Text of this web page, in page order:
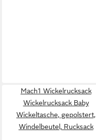
Mach1 Wickelrucksack
Wickelrucksack Baby
Wickeltasche, gepolstert,
Windelbeutel, Rucksack